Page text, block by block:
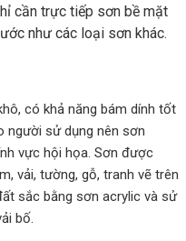
cần trực tiếp sơn bề mặt
như các loại sơn khác.
có khả năng bám dính tốt
người sử dụng nên sơn
vực hội họa. Sơn được
vải, tường, gỗ, tranh vẽ trên
sắc bằng sơn acrylic và sử
bố.